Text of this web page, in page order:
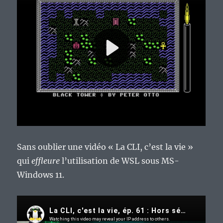
Sans oublier une vidéo « La CLI, c’est la vie »
quieffleure l’utilisation de WSL sous MS-
Windows 11.